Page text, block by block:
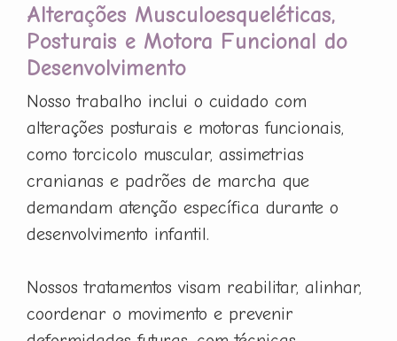
Alterações Musculoesqueléticas,
Posturais e Motora Funcional do
Desenvolvimento
Nosso trabalho inclui o cuidado com
alterações posturais e motoras funcionais,
como torcicolo muscular, assimetrias
cranianas e padrões de marcha que
demandam atenção específica durante o
desenvolvimento infantil.
Nossos tratamentos visam reabilitar, alinhar,
coordenar o movimento e prevenir